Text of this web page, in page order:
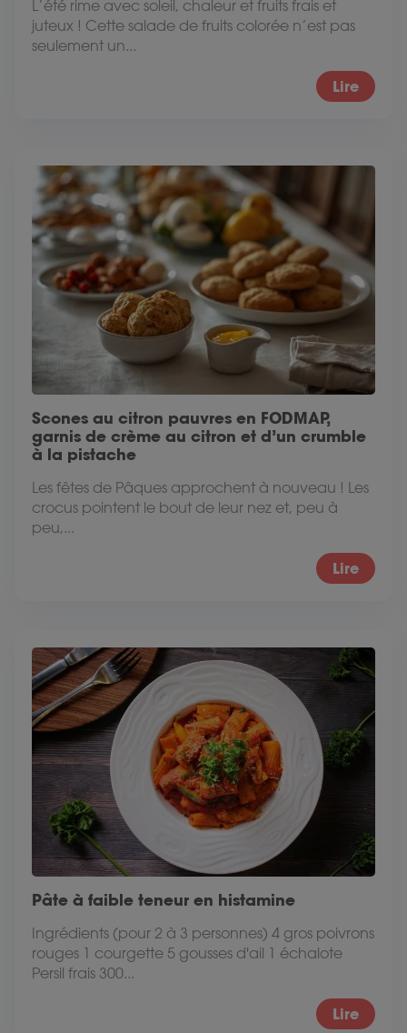
L’été rime avec soleil, chaleur et fruits frais et
juteux ! Cette salade de fruits colorée n’est pas
seulement un...
Lire
Scones au citron pauvres en FODMAP,
garnis de crème au citron et d’un crumble
à la pistache
Les fêtes de Pâques approchent à nouveau ! Les
crocus pointent le bout de leur nez et, peu à
peu,...
Lire
Pâte à faible teneur en histamine
Ingrédients (pour 2 à 3 personnes) 4 gros poivrons
rouges 1 courgette 5 gousses d'ail 1 échalote
Persil frais 300...
Lire